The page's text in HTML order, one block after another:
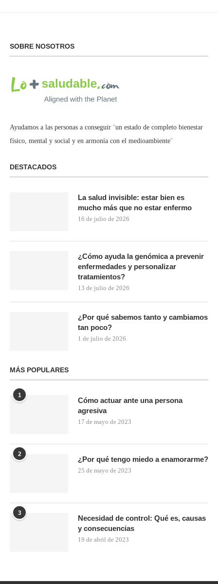
SOBRE NOSOTROS
Ayudamos a las personas a conseguir ¨un estado de completo bienestar
físico, mental y social y en armonía con el medioambiente¨
DESTACADOS
La salud invisible: estar bien es
mucho más que no estar enfermo
16 de julio de 2026
¿Cómo ayuda la genómica a prevenir
enfermedades y personalizar
tratamientos?
13 de julio de 2026
¿Por qué sabemos tanto y cambiamos
tan poco?
1 de julio de 2026
MÁS POPULARES
1
Cómo actuar ante una persona
agresiva
17 de mayo de 2023
2
¿Por qué tengo miedo a enamorarme?
25 de mayo de 2023
3
Necesidad de control: Qué es, causas
y consecuencias
19 de abril de 2023